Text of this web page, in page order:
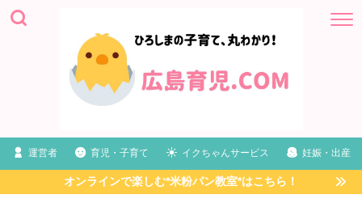
運営者 育児・子育て イクちゃんサービス 妊娠・出産
オンラインで楽しむ*米粉パン教室*はこちら！